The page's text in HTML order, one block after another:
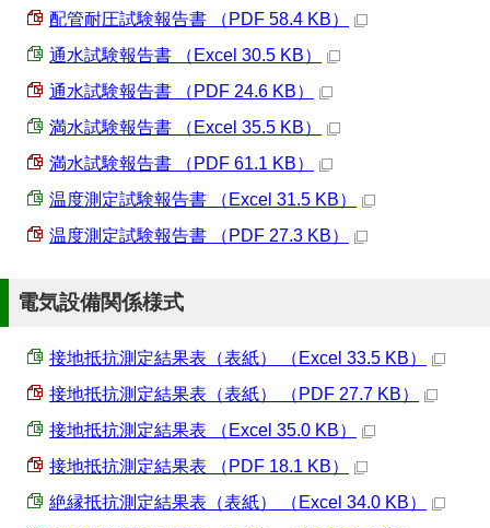
配管耐圧試験報告書 （PDF 58.4 KB）
通水試験報告書 （Excel 30.5 KB）
通水試験報告書 （PDF 24.6 KB）
満水試験報告書 （Excel 35.5 KB）
満水試験報告書 （PDF 61.1 KB）
温度測定試験報告書 （Excel 31.5 KB）
温度測定試験報告書 （PDF 27.3 KB）
電気設備関係様式
接地抵抗測定結果表（表紙） （Excel 33.5 KB）
接地抵抗測定結果表（表紙） （PDF 27.7 KB）
接地抵抗測定結果表 （Excel 35.0 KB）
接地抵抗測定結果表 （PDF 18.1 KB）
絶縁抵抗測定結果表（表紙） （Excel 34.0 KB）